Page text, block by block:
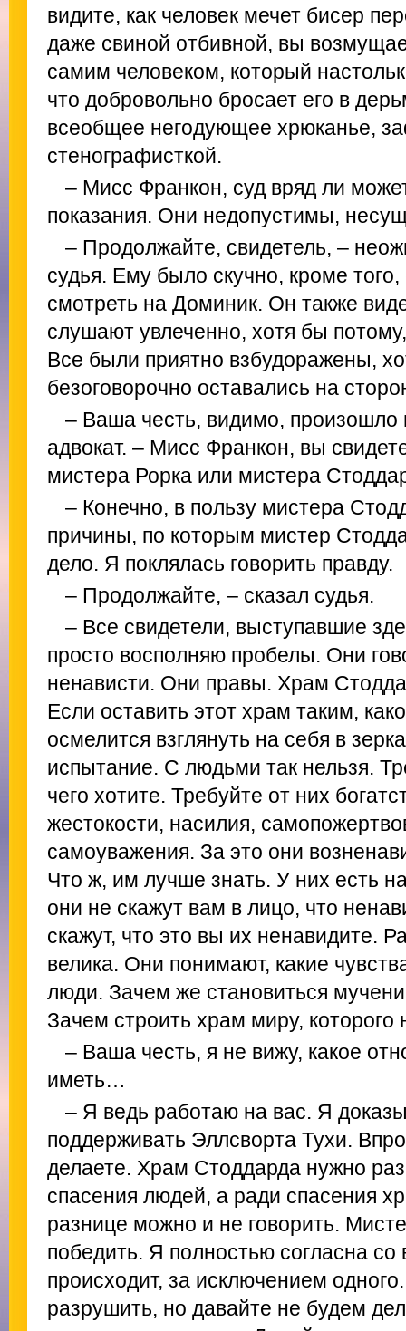
видите, как человек мечет бисер
даже свиной отбивной, вы
самим человеком, который
что добровольно бросает его в
всеобщее негодующее хрюканье,
стенографисткой.
– Мисс Франкон, суд вряд ли
показания. Они недопустимы,
– Продолжайте, свидетель, –
судья. Ему было скучно, кроме
смотреть на Доминик. Он также
слушают увлеченно, хотя бы
Все были приятно взбудоражены,
безоговорочно оставались на
– Ваша честь, видимо, произошло
адвокат. – Мисс Франкон, вы
мистера Рорка или мистера
– Конечно, в пользу мистера
причины, по которым мистер
дело. Я поклялась говорить правду.
– Продолжайте, – сказал судья.
– Все свидетели, выступавшие
просто восполняю пробелы. Они
ненависти. Они правы. Храм
Если оставить этот храм таким,
осмелится взглянуть на себя в
испытание. С людьми так нельзя.
чего хотите. Требуйте от них
жестокости, насилия,
самоуважения. За это они
Что ж, им лучше знать. У них есть
они не скажут вам в лицо, что
скажут, что это вы их ненавидите.
велика. Они понимают, какие
люди. Зачем же становиться
Зачем строить храм миру, которого
– Ваша честь, я не вижу, какое
иметь…
– Я ведь работаю на вас. Я
поддерживать Эллсворта Тухи.
делаете. Храм Стоддарда нужно
спасения людей, а ради спасения
разнице можно и не говорить.
победить. Я полностью согласна со
происходит, за исключением
разрушить, но давайте не будем